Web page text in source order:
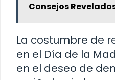
Consejos
La costumbre de
en el Día de la
en el deseo de